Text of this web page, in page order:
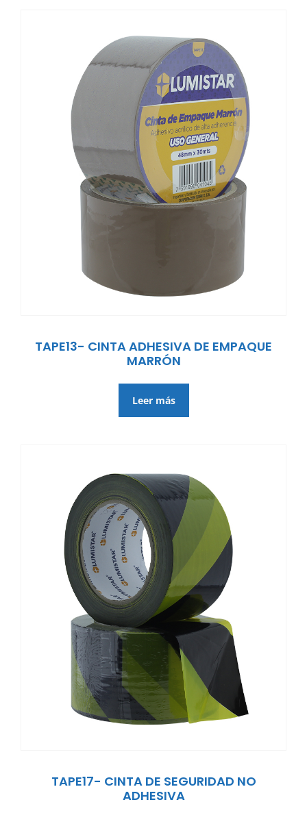
TAPE13- CINTA ADHESIVA DE EMPAQUE
MARRÓN
Leer más
TAPE17- CINTA DE SEGURIDAD NO
ADHESIVA